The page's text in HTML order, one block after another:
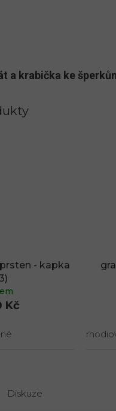
a krabička ke
- kapka
Kč
Diskuze